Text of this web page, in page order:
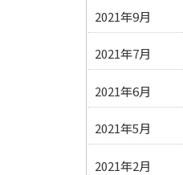
2021年9月
2021年7月
2021年6月
2021年5月
2021年2月